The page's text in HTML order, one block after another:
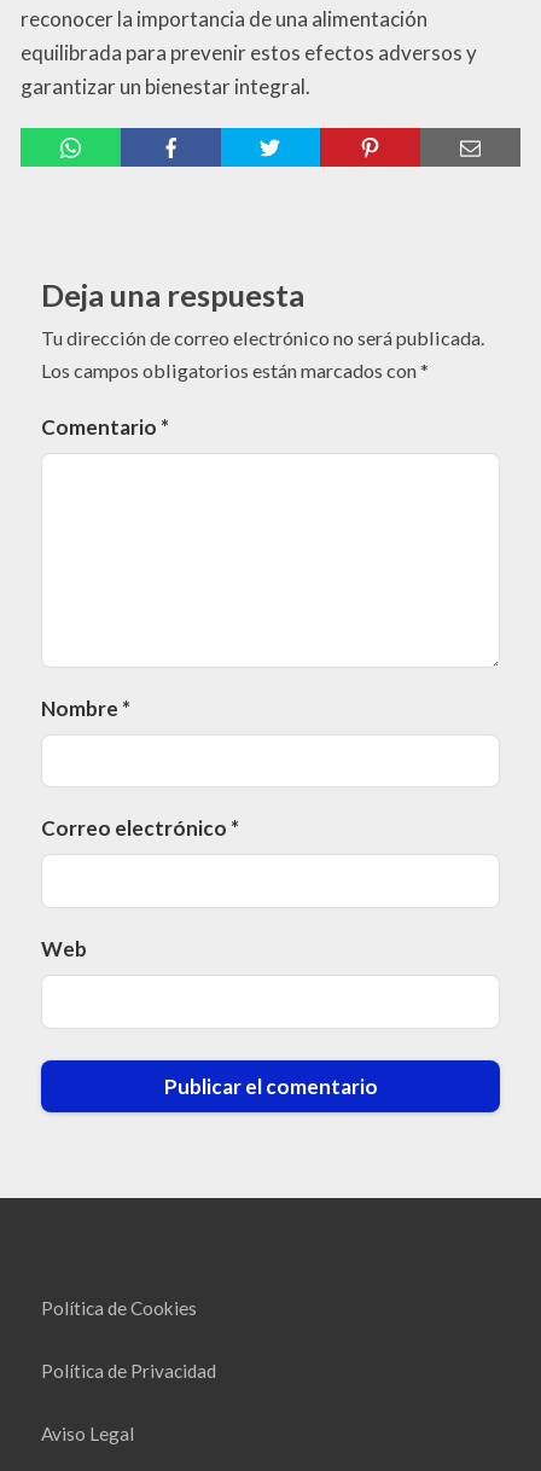
reconocer la importancia de una alimentación
equilibrada para prevenir estos efectos adversos y
garantizar un bienestar integral.
Deja una respuesta
Tu dirección de correo electrónico no será publicada.
Los campos obligatorios están marcados con*
Comentario *
Nombre *
Correo electrónico *
Web
Política de Cookies
Política de Privacidad
Aviso Legal